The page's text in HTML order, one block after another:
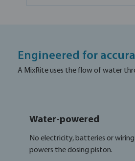
Engineered for
A MixRite uses the flow of water
Water-powered
No electricity, batteries or
powers the dosing piston.